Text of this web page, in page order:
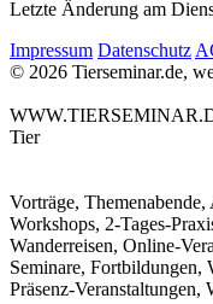
Letzte Änderung am
Impressum Datenschutz
© 2026 Tierseminar.de,
Tier
Vorträge, Themenabende,
Workshops, 2-Tages-
Wanderreisen, Online-
Seminare, Fortbildungen,
Präsenz-Veranstaltungen,